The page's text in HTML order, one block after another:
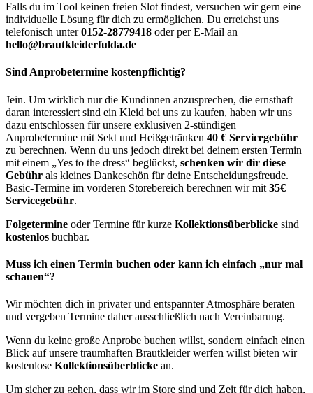
Falls du im Tool keinen freien Slot findest, versuchen wir gern eine
individuelle Lösung für dich zu ermöglichen. Du erreichst uns
telefonisch unter0152-28779418 oder per E-Mail an
hello@brautkleiderfulda.de
Sind Anprobetermine kostenpflichtig?
Jein. Um wirklich nur die Kundinnen anzusprechen, die ernsthaft
daran interessiert sind ein Kleid bei uns zu kaufen, haben wir uns
dazu entschlossen für unsere exklusiven 2-stündigen
Anprobetermine mit Sekt und Heißgetränken 40 € Servicegebühr
zu berechnen. Wenn du uns jedoch direkt bei deinem ersten Termin
mit einem „Yes to the dress“ beglückst, schenken wir dir diese
Gebühr als kleines Dankeschön für deine Entscheidungsfreude.
Basic-Termine im vorderen Storebereich berechnen wir mit 35€
Servicegebühr.
Folgetermine oder Termine für kurze Kollektionsüberblicke sind
kostenlos buchbar.
Muss ich einen Termin buchen oder kann ich einfach „nur mal
schauen“?
Wir möchten dich in privater und entspannter Atmosphäre beraten
und vergeben Termine daher ausschließlich nach Vereinbarung.
Wenn du keine große Anprobe buchen willst, sondern einfach einen
Blick auf unsere traumhaften Brautkleider werfen willst bieten wir
kostenlose Kollektionsüberblicke an.
Um sicher zu gehen, dass wir im Store sind und Zeit für dich haben,